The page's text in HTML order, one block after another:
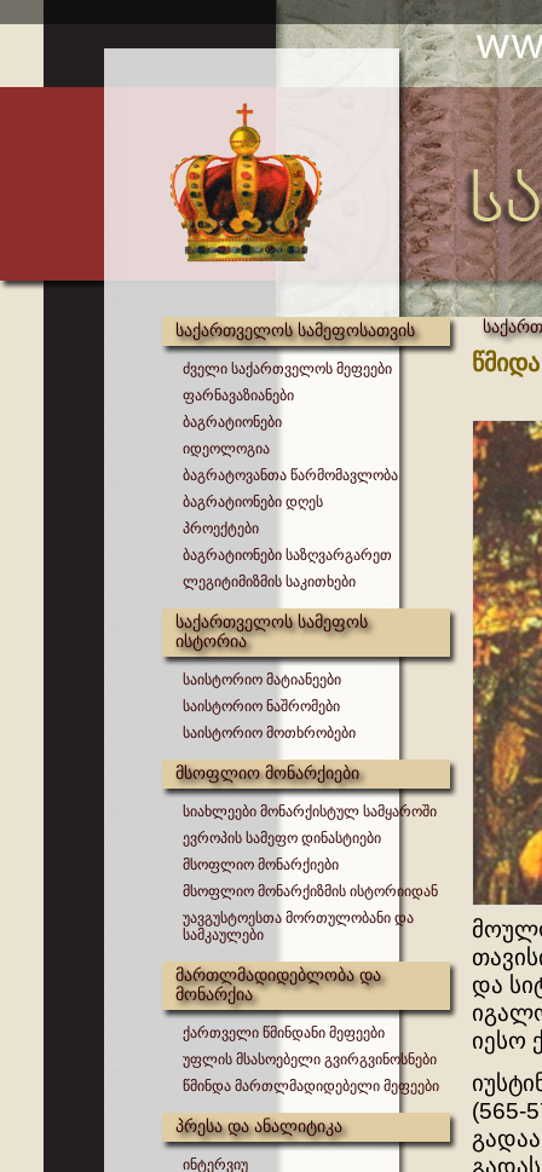
საქართველოს სამეფოსათვის
ძველი საქართველოს მეფეები
ფარნავაზიანები
ბაგრატიონები
იდეოლოგია
ბაგრატოვანთა წარმომავლობა
ბაგრატიონები დღეს
პროექტები
ბაგრატიონები საზღვარგარეთ
ლეგიტიმიზმის საკითხები
საქართველოს სამეფოს
ისტორია
საისტორიო მატიანეები
საისტორიო ნაშრომები
საისტორიო მოთხრობები
მსოფლიო მონარქიები
სიახლეები მონარქისტულ სამყაროში
ევროპის სამეფო დინასტიები
მსოფლიო მონარქიები
მსოფლიო მონარქიზმის ისტორიიდან
უავგუსტოესთა მორთულობანი და
სამკაულები
მართლმადიდებლობა და
მონარქია
ქართველი წმინდანი მეფეები
უფლის მსასოებელი გვირგვინოსნები
წმინდა მართლმადიდებელი მეფეები
პრესა და ანალიტიკა
ინტერვიუ
და
იესო
(565-